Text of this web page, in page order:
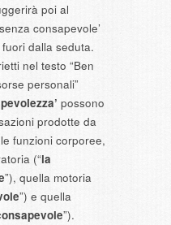
poi al
consapevole’
dalla seduta.
nel testo “Ben
personali”
possono
prodotte da
funzioni corporee,
(“la
”), quella motoria
”) e quella
”).